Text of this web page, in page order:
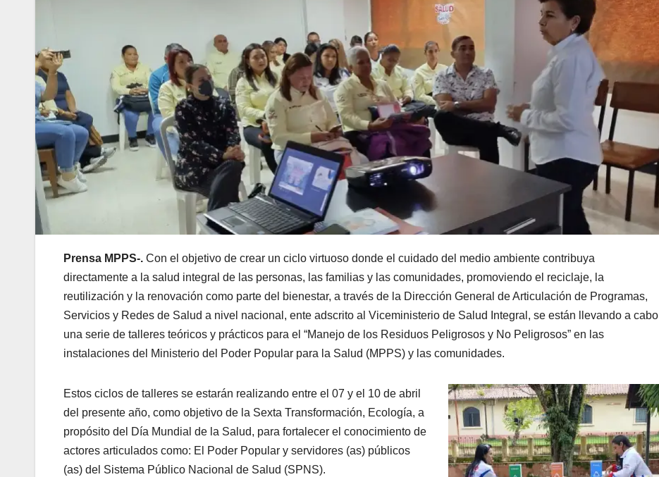
Prensa MPPS-. Con el objetivo de crear un ciclo virtuoso donde el cuidado del medio ambiente contribuya
directamente a la salud integral de las personas, las familias y las comunidades, promoviendo el reciclaje, la
reutilización y la renovación como parte del bienestar, a través de la Dirección General de Articulación de Programas,
Servicios y Redes de Salud a nivel nacional, ente adscrito al Viceministerio de Salud Integral, se están llevando a cabo
una serie de talleres teóricos y prácticos para el “Manejo de los Residuos Peligrosos y No Peligrosos” en las
instalaciones del Ministerio del Poder Popular para la Salud (MPPS) y las comunidades.
Estos ciclos de talleres se estarán realizando entre el 07 y el 10 de abril
del presente año, como objetivo de la Sexta Transformación, Ecología, a
propósito del Día Mundial de la Salud, para fortalecer el conocimiento de
actores articulados como: El Poder Popular y servidores (as) públicos
(as) del Sistema Público Nacional de Salud (SPNS).